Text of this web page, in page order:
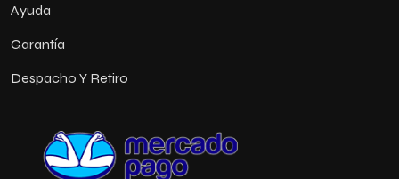
Ayuda
Garantía
Despacho Y Retiro